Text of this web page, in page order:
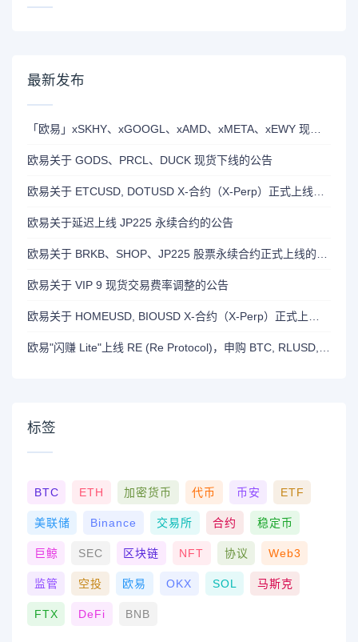
最新发布
「欧易」xSKHY、xGOOGL、xAMD、xMETA、xEWY 现已上线双币赢
欧易关于 GODS、PRCL、DUCK 现货下线的公告
欧易关于 ETCUSD, DOTUSD X-合约（X-Perp）正式上线的公告
欧易关于延迟上线 JP225 永续合约的公告
欧易关于 BRKB、SHOP、JP225 股票永续合约正式上线的公告
欧易关于 VIP 9 现货交易费率调整的公告
欧易关于 HOMEUSD, BIOUSD X-合约（X-Perp）正式上线的公告
欧易"闪赚 Lite"上线 RE (Re Protocol)，申购 BTC, RLUSD, OKB 或 RE 即可瓜分 700,000 RE 奖励
标签
BTC ETH 加密货币 代币 币安 ETF
美联储 Binance 交易所 合约 稳定币
巨鲸 SEC 区块链 NFT 协议 Web3
监管 空投 欧易 OKX SOL 马斯克
FTX DeFi BNB